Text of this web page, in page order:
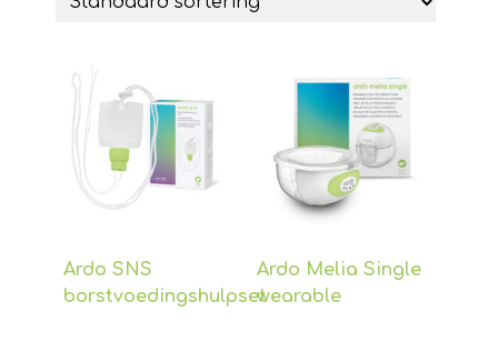
Ardo SNS
borstvoedingshulpset
Ardo Melia Single
wearable